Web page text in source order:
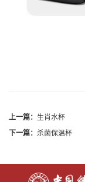
上一篇： 生肖水杯
下一篇： 杀菌保温杯